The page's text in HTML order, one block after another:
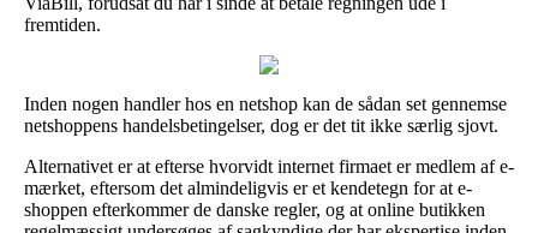
fremtiden.
Inden nogen handler hos en netshop kan de sådan set gennemse
netshoppens handelsbetingelser, dog er det tit ikke særlig sjovt.
Alternativet er at efterse hvorvidt internet firmaet er medlem af e-
mærket, eftersom det almindeligvis er et kendetegn for at e-
shoppen efterkommer de danske regler, og at online butikken